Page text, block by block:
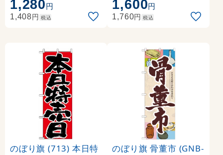
1,280円
1,408円 税込
1,600円
1,760円 税込
のぼり旗 (713) 本日特
のぼり旗 骨董市 (GNB-